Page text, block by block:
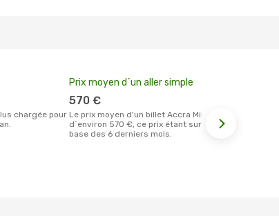
Prix moyen d´un aller simple
570 €
Le prix moyen d'un billet Accra Milan est
d´environ 570 €, ce prix étant sur la
base des 6 derniers mois.